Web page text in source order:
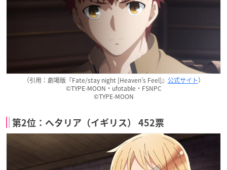
（引用：劇場版『Fate/stay night [Heaven’s Feel]』 公式サイト）
©TYPE-MOON・ufotable・FSNPC
©TYPE-MOON
第2位：ヘタリア（イギリス） 452票